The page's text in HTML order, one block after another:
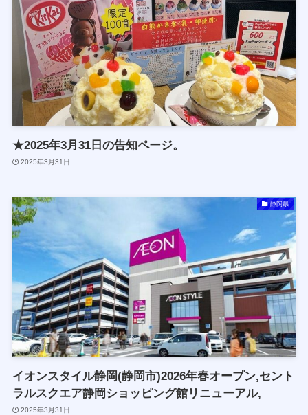
★2025年3月31日の告知ページ。
2025年3月31日
静岡県
イオンスタイル静岡(静岡市)2026年春オープン,セント
ラルスクエア静岡ショッピング館リニューアル,
2025年3月31日